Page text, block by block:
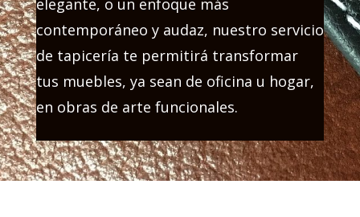
elegante, o un enfoque más
contemporáneo y audaz, nuestro servicio
de tapicería te permitirá transformar
tus muebles, ya sean de oficina u hogar,
en obras de arte funcionales.